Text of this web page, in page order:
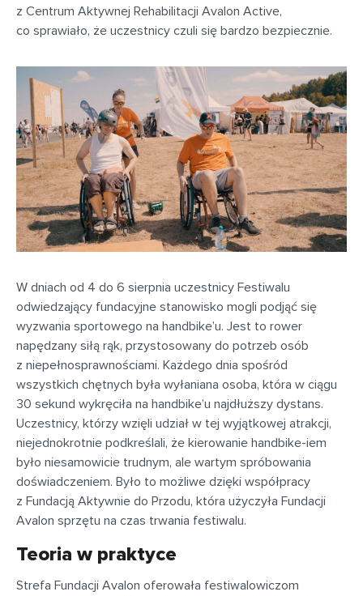
z Centrum Aktywnej Rehabilitacji Avalon Active,
co sprawiało, że uczestnicy czuli się bardzo bezpiecznie.
W dniach od 4 do 6 sierpnia uczestnicy Festiwalu
odwiedzający fundacyjne stanowisko mogli podjąć się
wyzwania sportowego na handbike’u. Jest to rower
napędzany siłą rąk, przystosowany do potrzeb osób
z niepełnosprawnościami. Każdego dnia spośród
wszystkich chętnych była wyłaniana osoba, która w ciągu
30 sekund wykręciła na handbike’u najdłuższy dystans.
Uczestnicy, którzy wzięli udział w tej wyjątkowej atrakcji,
niejednokrotnie podkreślali, że kierowanie handbike-iem
było niesamowicie trudnym, ale wartym spróbowania
doświadczeniem. Było to możliwe dzięki współpracy
z Fundacją Aktywnie do Przodu, która użyczyła Fundacji
Avalon sprzętu na czas trwania festiwalu.
Teoria w praktyce
Strefa Fundacji Avalon oferowała festiwalowiczom